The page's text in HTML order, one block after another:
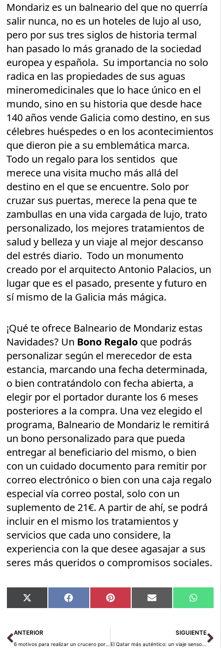
Mondariz es un balneario del que no querría
salir nunca, no es un hoteles de lujo al uso,
pero por sus tres siglos de historia termal
han pasado lo más granado de la sociedad
europea y española. Su importancia no solo
radica en las propiedades de sus aguas
mineromedicinales que lo hace único en el
mundo, sino en su historia que desde hace
140 años vende Galicia como destino, en sus
célebres huéspedes o en los acontecimientos
que dieron pie a su emblemática marca.
Todo un regalo para los sentidos que
merece una visita mucho más allá del
destino en el que se encuentre. Solo por
cruzar sus puertas, merece la pena que te
zambullas en una vida cargada de lujo, trato
personalizado, los mejores tratamientos de
salud y belleza y un viaje al mejor descanso
del estrés diario. Todo un monumento
creado por el arquitecto Antonio Palacios, un
lugar que es el pasado, presente y futuro en
sí mismo de la Galicia más mágica.
¡Qué te ofrece Balneario de Mondariz estas
Navidades? Un Bono Regalo que podrás
personalizar según el merecedor de esta
estancia, marcando una fecha determinada,
o bien contratándolo con fecha abierta, a
elegir por el portador durante los 6 meses
posteriores a la compra. Una vez elegido el
programa, Balneario de Mondariz le remitirá
un bono personalizado para que pueda
entregar al beneficiario del mismo, o bien
con un cuidado documento para remitir por
correo electrónico o bien con una caja regalo
especial vía correo postal, solo con un
suplemento de 21€. A partir de ahí, se podrá
incluir en el mismo los tratamientos y
servicios que cada uno considere, la
experiencia con la que desee agasajar a sus
seres más queridos o compromisos sociales.
Compartir
en
X
(Twitter)
Compartir
en
Facebook Compartir
en
Pinterest Compartir
en
Email
en
Ant
ANTERIOR
6 motivos para realizar un crucero por las Islas Canarias en invierno
SIGUIENTE
El Qatar más auténtico: un viaje sensorial por sus costumbres